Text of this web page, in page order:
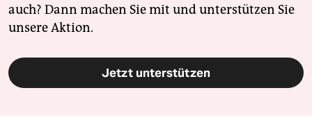
auch? Dann machen Sie mit und unterstützen Sie
unsere Aktion.
Jetzt unterstützen